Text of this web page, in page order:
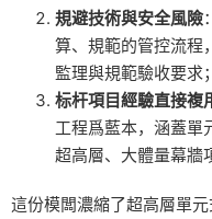
規避技術與安全風險
算、規範的管控流程
監理與規範驗收要求；
标杆項目經驗直接複
工程爲藍本，涵蓋單
超高層、大體量幕牆
這份模闆濃縮了超高層單